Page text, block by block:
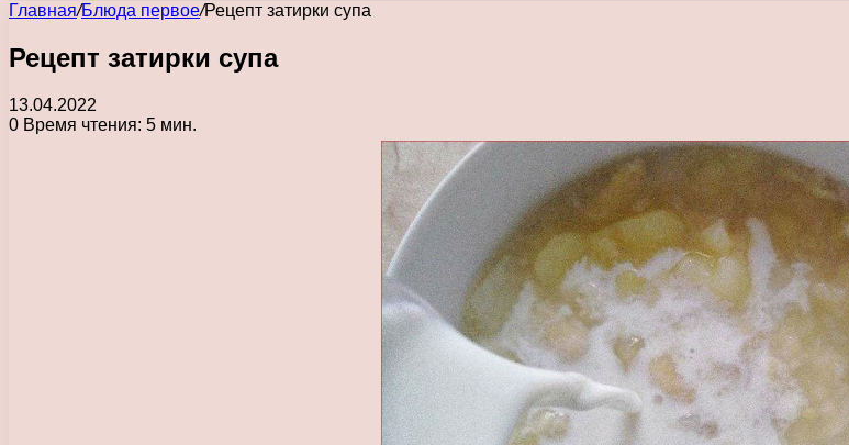
Главная/Блюда первое/Рецепт затирки супа
Рецепт затирки супа
13.04.2022
0 Время чтения: 5 мин.